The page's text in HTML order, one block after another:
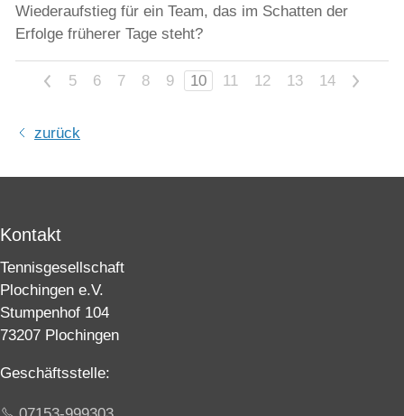
Wiederaufstieg für ein Team, das im Schatten der
Erfolge früherer Tage steht?
< 5 6 7 8 9 10 11 12 13 14 >
zurück
Kontakt
Tennisgesellschaft
Plochingen e.V.
Stumpenhof 104
73207 Plochingen
Geschäftsstelle: